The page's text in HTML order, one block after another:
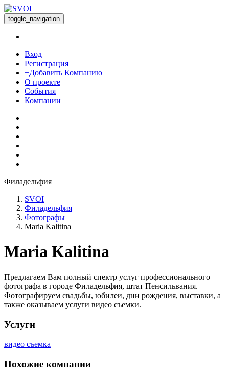
toggle_navigation
Вход
Регистрация
+Добавить Компанию
О проекте
События
Компании
Филадельфия
SVOI
Филадельфия
Фотографы
Maria Kalitina
Maria Kalitina
Предлагаем Вам полный спектр услуг профессионального
фотографа в городе Филадельфия, штат Пенсильвания.
Фотографируем свадьбы, юбилеи, дни рождения, выставки, а
также оказываем услуги видео съемки.
Услуги
видео съемка
Похожие компании